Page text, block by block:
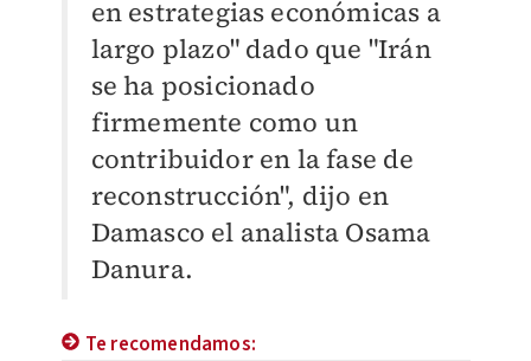
en estrategias económicas a
largo plazo" dado que "Irán
se ha posicionado
firmemente como un
contribuidor en la fase de
reconstrucción", dijo en
Damasco el analista Osama
Danura.
Te recomendamos: